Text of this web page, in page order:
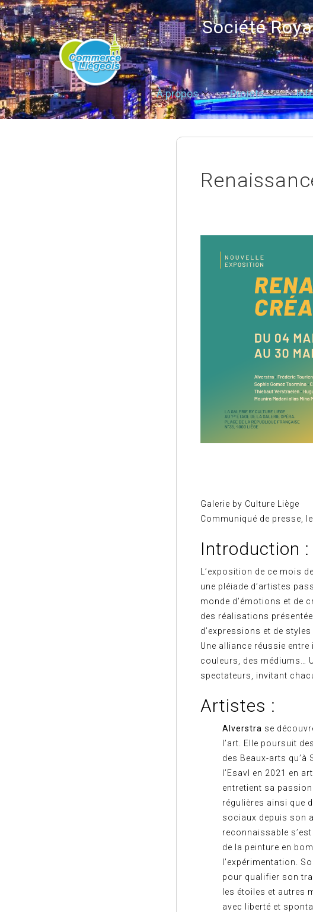
Société
À propos Projets
Galerie by Culture Liège
Communiqué de presse,
Introduction :
L’exposition de ce mois
une pléiade d’artistes
monde d’émotions et de
des réalisations
d’expressions et de
Une alliance réussie
couleurs, des médiums…
spectateurs, invitant
Artistes :
Alverstra se
l’art. Elle poursuit
des Beaux-arts qu’à
l’Esavl en 2021 en
entretient sa
régulières ainsi que
sociaux depuis son
reconnaissable
de la peinture en
l’expérimentation.
pour qualifier son
les étoiles et autres
avec liberté et